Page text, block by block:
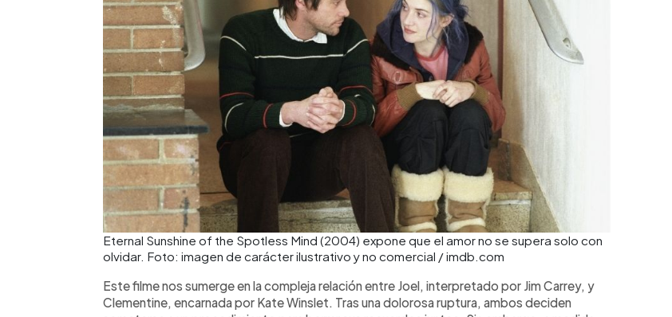
Eternal Sunshine of the Spotless Mind (2004) expone que el amor no se supera solo con
olvidar. Foto: imagen de carácter ilustrativo y no comercial / imdb.com
Este filme nos sumerge en la compleja relación entre Joel, interpretado por Jim Carrey, y
Clementine, encarnada por Kate Winslet. Tras una dolorosa ruptura, ambos deciden